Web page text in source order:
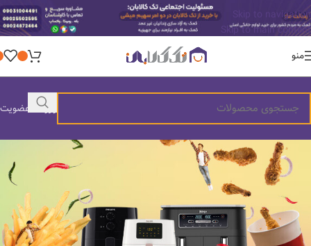
Skip to navigation
Skip to main content
منو
ورود / عضویت